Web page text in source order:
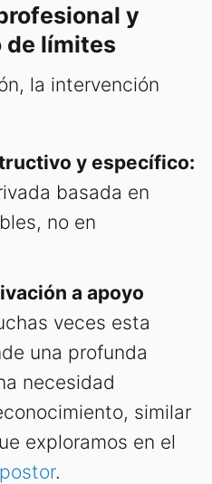
y
límites
la intervención
y específico:
basada en
no en
a apoyo
veces esta
una profunda
necesidad
similar
exploramos en el
.